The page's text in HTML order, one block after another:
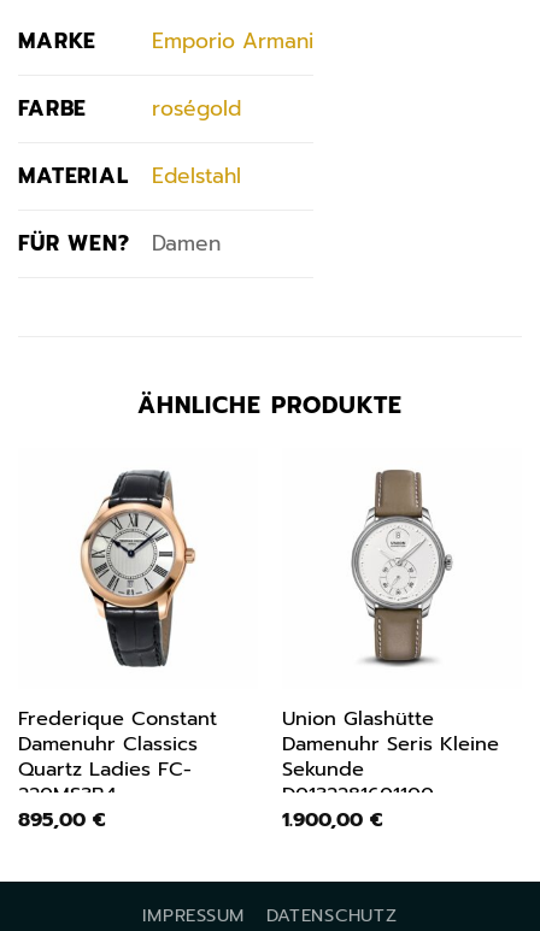
MARKE Emporio Armani
FARBE roségold
MATERIAL Edelstahl
FÜR WEN? Damen
ÄHNLICHE PRODUKTE
Frederique Constant
Damenuhr Classics
Quartz Ladies FC-
220MS3B4
895,00 €
Union Glashütte
Damenuhr Seris Kleine
Sekunde
D0132281601100
1.900,00 €
IMPRESSUM DATENSCHUTZ